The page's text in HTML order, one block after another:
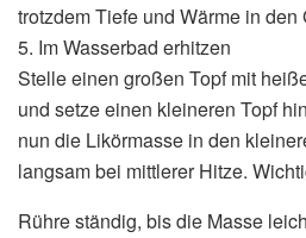
trotzdem Tiefe und Wärme in den
5. Im Wasserbad erhitzen
Stelle einen großen Topf mit
und setze einen kleineren Topf
nun die Likörmasse in den
langsam bei mittlerer Hitze.
Rühre ständig, bis die Masse